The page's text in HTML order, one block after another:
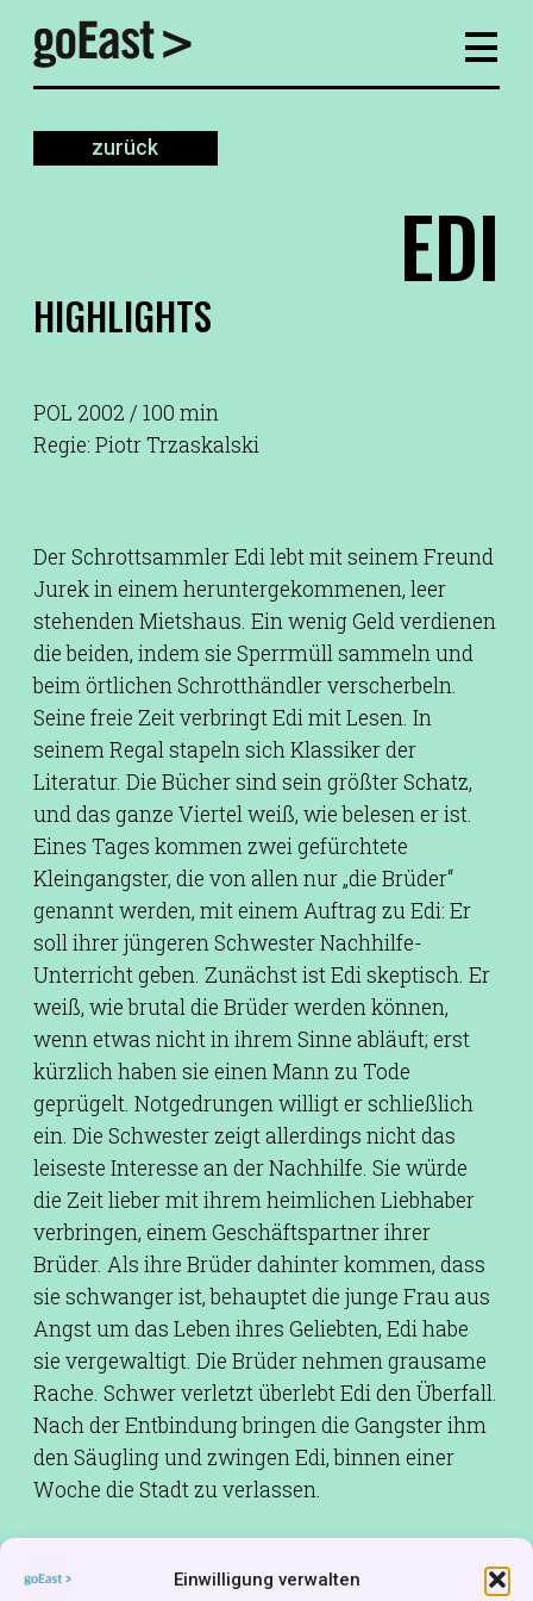
Einwilligung verwalten
zurück
EDI
HIGHLIGHTS
POL 2002 / 100 min
Regie: Piotr Trzaskalski
Der Schrottsammler Edi lebt mit seinem Freund
Jurek in einem heruntergekommenen, leer
stehenden Mietshaus. Ein wenig Geld verdienen
die beiden, indem sie Sperrmüll sammeln und
beim örtlichen Schrotthändler verscherbeln.
Seine freie Zeit verbringt Edi mit Lesen. In
seinem Regal stapeln sich Klassiker der
Literatur. Die Bücher sind sein größter Schatz,
und das ganze Viertel weiß, wie belesen er ist.
Eines Tages kommen zwei gefürchtete
Kleingangster, die von allen nur „die Brüder“
genannt werden, mit einem Auftrag zu Edi: Er
soll ihrer jüngeren Schwester Nachhilfe-
Unterricht geben. Zunächst ist Edi skeptisch. Er
weiß, wie brutal die Brüder werden können,
wenn etwas nicht in ihrem Sinne abläuft; erst
kürzlich haben sie einen Mann zu Tode
geprügelt. Notgedrungen willigt er schließlich
ein. Die Schwester zeigt allerdings nicht das
leiseste Interesse an der Nachhilfe. Sie würde
die Zeit lieber mit ihrem heimlichen Liebhaber
verbringen, einem Geschäftspartner ihrer
Brüder. Als ihre Brüder dahinter kommen, dass
sie schwanger ist, behauptet die junge Frau aus
Angst um das Leben ihres Geliebten, Edi habe
sie vergewaltigt. Die Brüder nehmen grausame
Rache. Schwer verletzt überlebt Edi den Überfall.
Nach der Entbindung bringen die Gangster ihm
den Säugling und zwingen Edi, binnen einer
Woche die Stadt zu verlassen.
Kamera:
Krzysztof Ptak